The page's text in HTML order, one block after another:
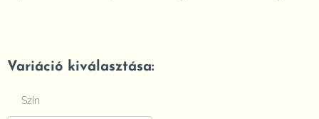
Variáció kiválasztása:
Szín